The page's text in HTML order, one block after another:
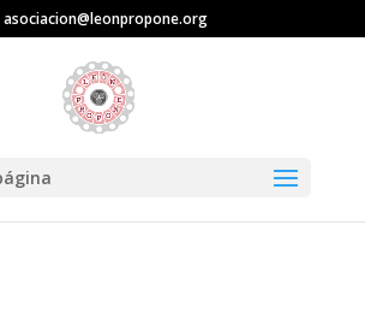
asociacion@leonpropone.org